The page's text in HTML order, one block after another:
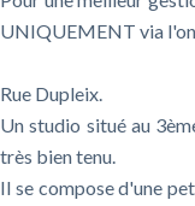
UNIQUEMENT via
Rue Dupleix.
Un studio situé au
très bien tenu.
Il se compose d'une